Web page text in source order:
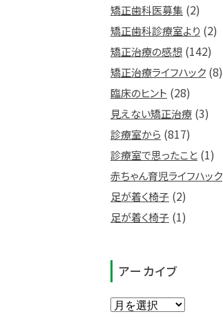
矯正歯科医募集 (2)
矯正歯科診療室より (2)
矯正治療の感想 (142)
矯正治療ライフハック (8)
臨床のヒント (28)
見えない矯正治療 (3)
診療室から (817)
診療室で思ったこと (1)
赤ちゃん育児ライフハック
足が着く椅子 (2)
足が着く椅子 (1)
アーカイブ